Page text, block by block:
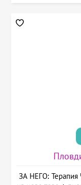
ЗА НЕГО: Терапия